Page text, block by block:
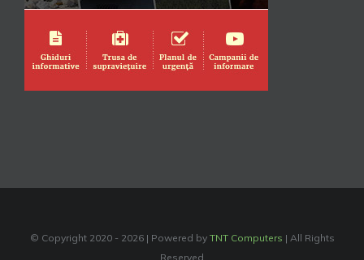
© Copyright 2020 - 2026 | Powered by TNT Computers | All Rights
Reserved